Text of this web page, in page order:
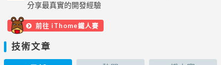
分享最真實的開發經驗
前往 iThome鐵人賽
技術文章